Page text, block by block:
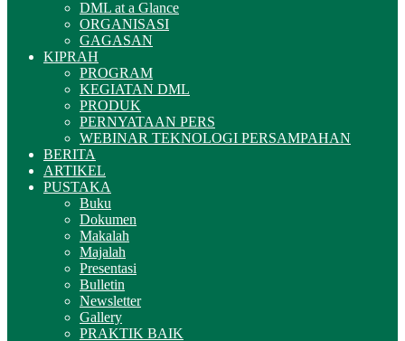
DML at a Glance
ORGANISASI
GAGASAN
KIPRAH
PROGRAM
KEGIATAN DML
PRODUK
PERNYATAAN PERS
WEBINAR TEKNOLOGI PERSAMPAHAN
BERITA
ARTIKEL
PUSTAKA
Buku
Dokumen
Makalah
Majalah
Presentasi
Bulletin
Newsletter
Gallery
PRAKTIK BAIK